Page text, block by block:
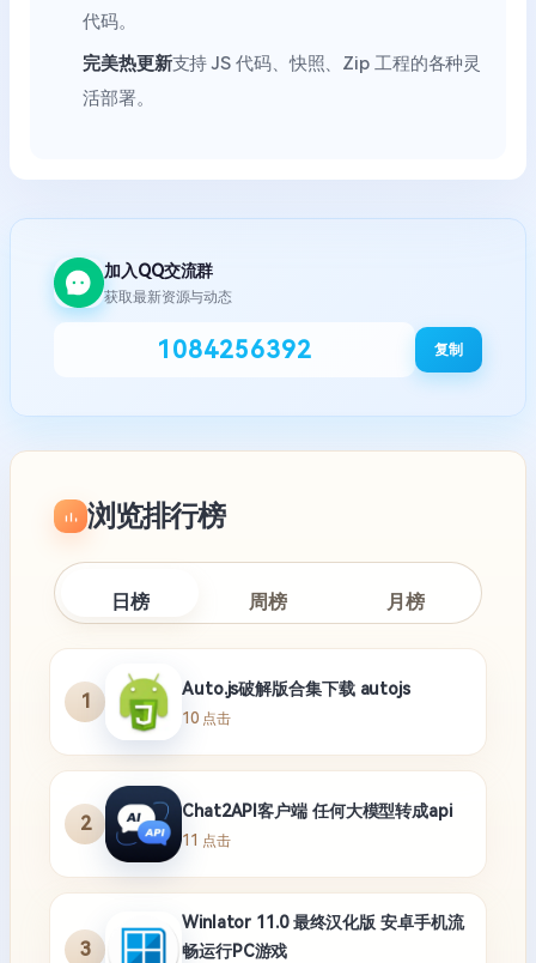
代码。
完美热更新支持 JS 代码、快照、Zip 工程的各种灵
活部署。
加入QQ交流群
获取最新资源与动态
1084256392 复制
浏览排行榜
日榜 周榜 月榜
1
Auto.js破解版合集下载 autojs
10 点击
2
Chat2API客户端 任何大模型转成api
11 点击
3
Winlator 11.0 最终汉化版 安卓手机流
畅运行PC游戏